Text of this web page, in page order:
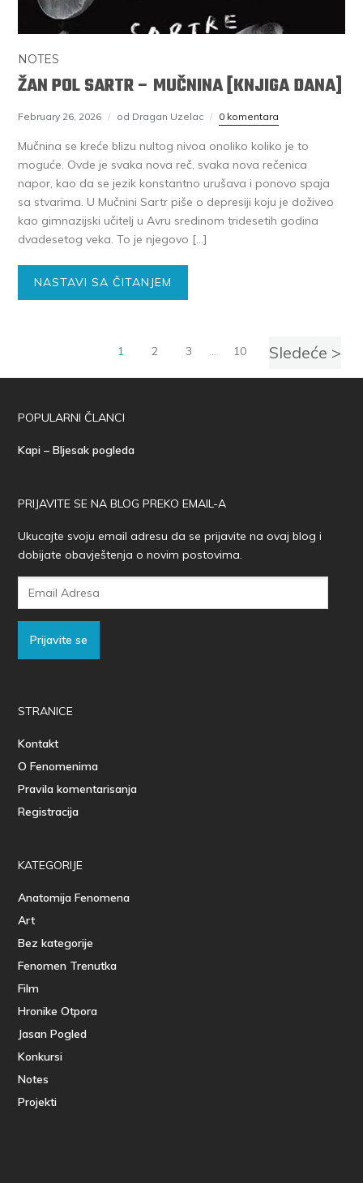
NOTES
ŽAN POL SARTR – MUČNINA [KNJIGA DANA]
February 26, 2026 od Dragan Uzelac 0 komentara
Mučnina se kreće blizu nultog nivoa onoliko koliko je to
moguće. Ovde je svaka nova reč, svaka nova rečenica
napor, kao da se jezik konstantno urušava i ponovo spaja
sa stvarima. U Mučnini Sartr piše o depresiji koju je doživeo
kao gimnazijski učitelj u Avru sredinom tridesetih godina
dvadesetog veka. To je njegovo […]
NASTAVI SA ČITANJEM
1 2 3 … 10 Sledeće >
POPULARNI ČLANCI
Kapi – Bljesak pogleda
PRIJAVITE SE NA BLOG PREKO EMAIL-A
Ukucajte svoju email adresu da se prijavite na ovaj blog i
dobijate obavještenja o novim postovima.
Prijavite se
STRANICE
Kontakt
O Fenomenima
Pravila komentarisanja
Registracija
KATEGORIJE
Anatomija Fenomena
Art
Bez kategorije
Fenomen Trenutka
Film
Hronike Otpora
Jasan Pogled
Konkursi
Notes
Projekti